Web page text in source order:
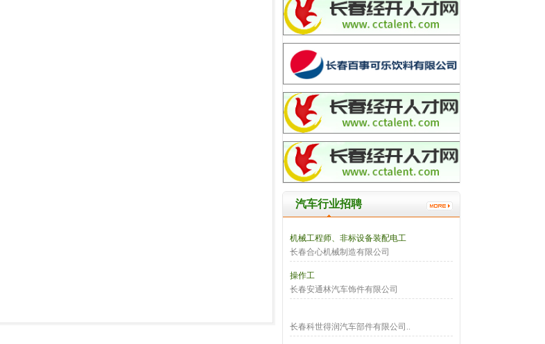
汽车行业招聘
机械工程师、非标设备装配电工
长春合心机械制造有限公司
操作工
长春安通林汽车饰件有限公司
长春科世得润汽车部件有限公司..